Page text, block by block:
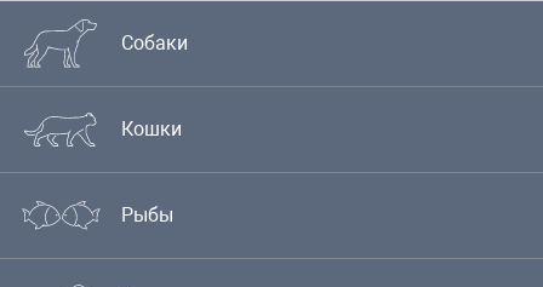
Собаки
Кошки
Рыбы